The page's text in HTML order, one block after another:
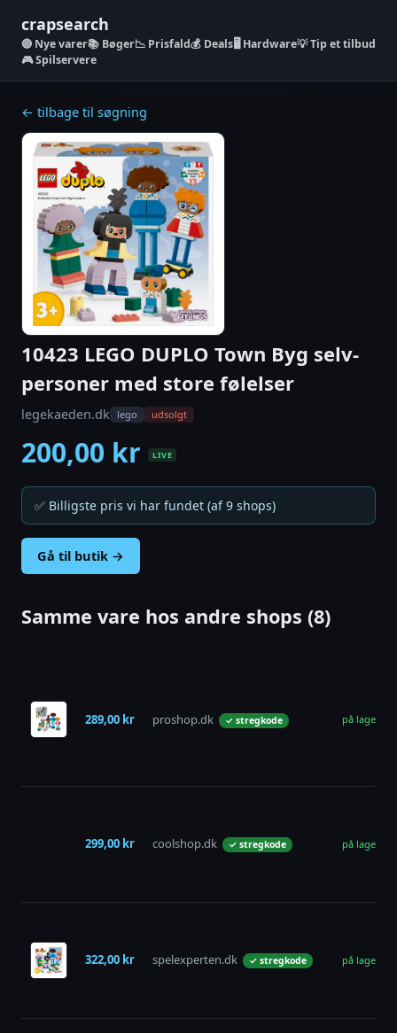
crapsearch
Nye varer📚 Bøger📉 Prisfald💰 Deals🖥️ Hardware💡 Tip et tilbud
🎮 Spilservere
← tilbage til søgning
10423 LEGO DUPLO Town Byg selv-
personer med store følelser
legekaeden.dk lego udsolgt
200,00 kr LIVE
✅ Billigste pris vi har fundet (af 9 shops)
Gå til butik →
Samme vare hos andre shops (8)
289,00 kr proshop.dk ✓ stregkode på lager
299,00 kr coolshop.dk ✓ stregkode på lager
322,00 kr spelexperten.dk ✓ stregkode på lager